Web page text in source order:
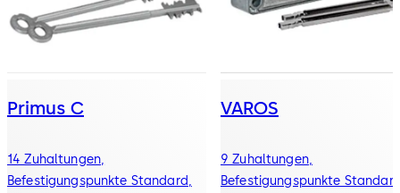
Primus C
14 Zuhaltungen,
Befestigungspunkte Standard,
VAROS
9 Zuhaltungen,
Befestigungspunkte